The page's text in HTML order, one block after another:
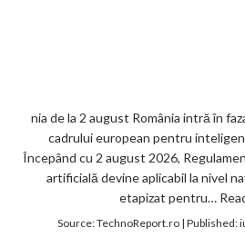
nia de la 2 august România intră în
cadrului european pentru
Începând cu 2 august 2026,
artificială devine aplicabil la nivel
etapizat pentru…
Source:TechnoReport.ro| Published: